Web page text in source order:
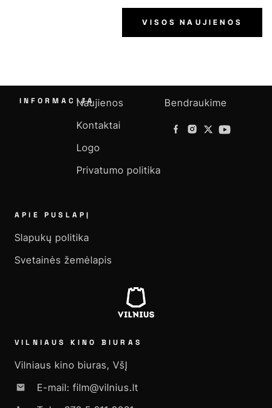
VISOS NAUJIENOS
INFORMACIJANaujienos
Kontaktai
Logo
Privatumo politika
Bendraukime
APIE PUSLAPĮ
Slapukų politika
Svetainės žemėlapis
VILNIAUS KINO BIURAS
Vilniaus kino biuras, VšĮ
E-mail: film@vilnius.lt